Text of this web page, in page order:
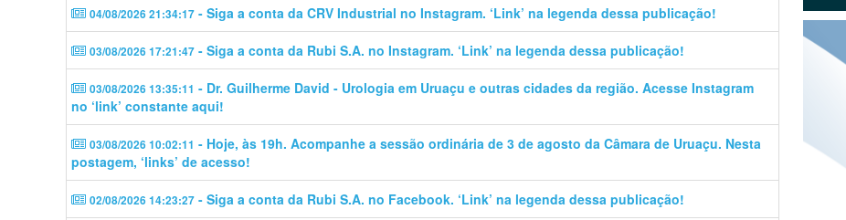
04/08/2026 21:34:17 - Siga a conta da CRV Industrial no Instagram. ‘Link’ na legenda dessa publicação!
03/08/2026 17:21:47 - Siga a conta da Rubi S.A. no Instagram. ‘Link’ na legenda dessa publicação!
03/08/2026 13:35:11 - Dr. Guilherme David - Urologia em Uruaçu e outras cidades da região. Acesse Instagram
no ‘link’ constante aqui!
03/08/2026 10:02:11 - Hoje, às 19h. Acompanhe a sessão ordinária de 3 de agosto da Câmara de Uruaçu. Nesta
postagem, ‘links’ de acesso!
02/08/2026 14:23:27 - Siga a conta da Rubi S.A. no Facebook. ‘Link’ na legenda dessa publicação!